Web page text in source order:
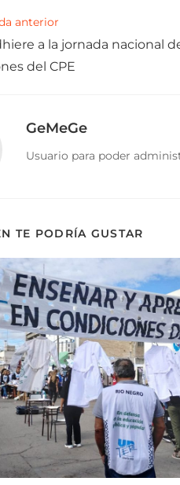
anterior
a la jornada nacional
del CPE
GeMeGe
Usuario para poder
TE PODRÍA GUSTAR